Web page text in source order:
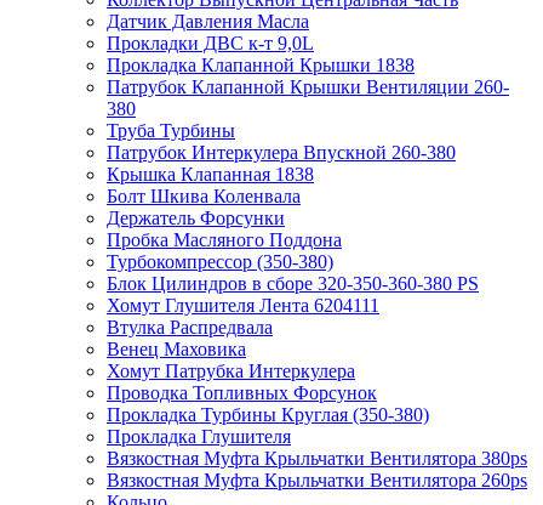
Датчик Давления Масла
Прокладки ДВС к-т 9,0L
Прокладка Клапанной Крышки 1838
Патрубок Клапанной Крышки Вентиляции 260-
380
Труба Турбины
Патрубок Интеркулера Впускной 260-380
Крышка Клапанная 1838
Болт Шкива Коленвала
Держатель Форсунки
Пробка Масляного Поддона
Турбокомпрессор (350-380)
Блок Цилиндров в сборе 320-350-360-380 PS
Хомут Глушителя Лента 6204111
Втулка Распредвала
Венец Маховика
Хомут Патрубка Интеркулера
Проводка Топливных Форсунок
Прокладка Турбины Круглая (350-380)
Прокладка Глушителя
Вязкостная Муфта Крыльчатки Вентилятора 380ps
Вязкостная Муфта Крыльчатки Вентилятора 260ps